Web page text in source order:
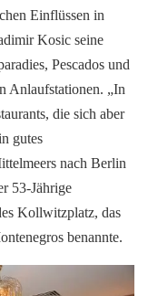
Einflüssen in
Kosic seine
Pescados und
Anlaufstationen. „In
die sich aber
gutes
nach Berlin
53-Jährige
Kollwitzplatz, das
benannte.